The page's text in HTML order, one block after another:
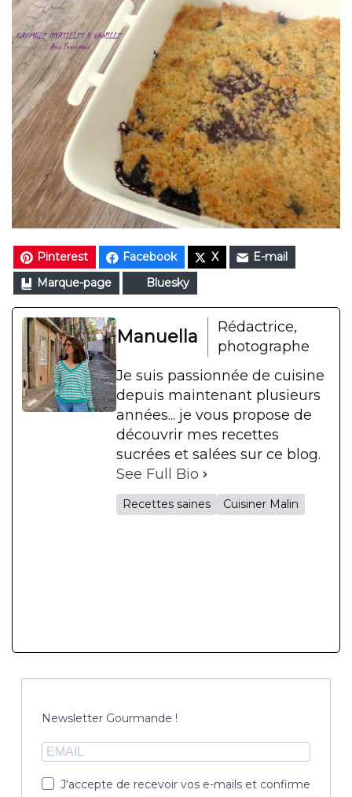
Pinterest Facebook X
E-mail
Marque-page
Bluesky
Manuella
Rédactrice,
photographe
Je suis passionnée de cuisine
depuis maintenant plusieurs
années... je vous propose de
découvrir mes recettes
sucrées et salées sur ce blog.
See Full Bio
Recettes saines Cuisiner Malin
Newsletter Gourmande !
J'accepte de recevoir vos e-mails et confirme